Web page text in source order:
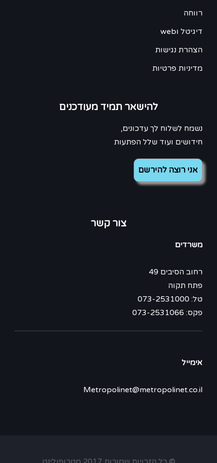
רווחה
דיגיטל וweb
הצהרת נגישות
מדיניות פרטיות
להישאר תמיד מעודכנים
נשמח לשלוח לך עדכונים,
חידושים ועוד שלל הפתעות
צור קשר
משרדים
רחוב הסיבים 49
פתח תקוה
טל: 073-2531000
פקס: 073-2531066
אימייל
Metropolinet@metropolinet.co.il